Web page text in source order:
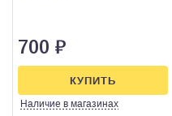
700 ₽
Наличие в магазинах
КУПИТЬ